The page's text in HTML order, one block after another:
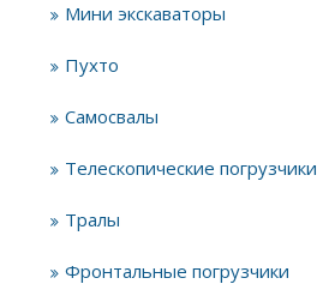
Мини экскаваторы
Пухто
Самосвалы
Телескопические погрузчики
Тралы
Фронтальные погрузчики